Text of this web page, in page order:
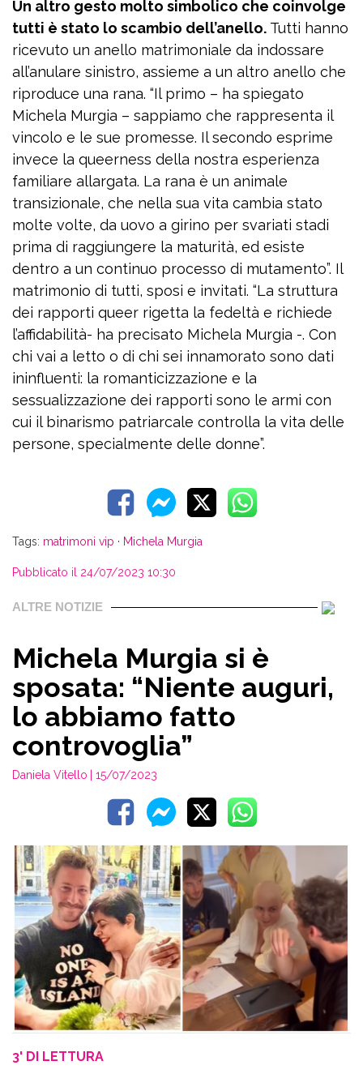
Un altro gesto molto simbolico che coinvolge
tutti è stato lo scambio dell’anello. Tutti hanno
ricevuto un anello matrimoniale da indossare
all’anulare sinistro, assieme a un altro anello che
riproduce una rana. “Il primo – ha spiegato
Michela Murgia – sappiamo che rappresenta il
vincolo e le sue promesse. Il secondo esprime
invece la queerness della nostra esperienza
familiare allargata. La rana è un animale
transizionale, che nella sua vita cambia stato
molte volte, da uovo a girino per svariati stadi
prima di raggiungere la maturità, ed esiste
dentro a un continuo processo di mutamento”. Il
matrimonio di tutti, sposi e invitati. “La struttura
dei rapporti queer rigetta la fedeltà e richiede
l’affidabilità- ha precisato Michela Murgia -. Con
chi vai a letto o di chi sei innamorato sono dati
ininfluenti: la romanticizzazione e la
sessualizzazione dei rapporti sono le armi con
cui il binarismo patriarcale controlla la vita delle
persone, specialmente delle donne”.
Tags: matrimoni vip · Michela Murgia
Pubblicato il 24/07/2023 10:30
ALTRE NOTIZIE
Michela Murgia si è
sposata: “Niente auguri,
lo abbiamo fatto
controvoglia”
Daniela Vitello | 15/07/2023
3' DI LETTURA